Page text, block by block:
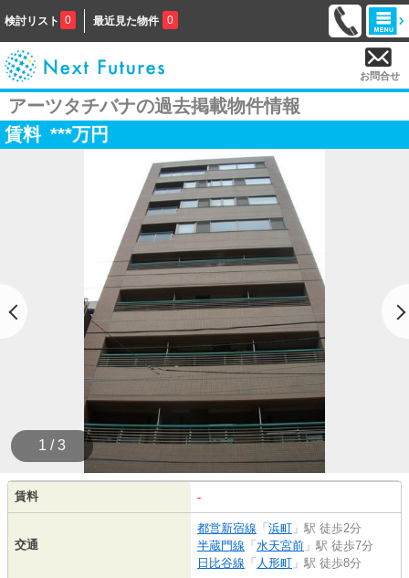
検討リスト 0 最近見た物件 0
お問合せ
アーツタチバナの過去掲載物件情報
賃料 ***万円
1 / 3
賃料 -
交通
都営新宿線 「 浜町 」駅 徒歩2分
半蔵門線 「 水天宮前 」駅 徒歩7分
日比谷線 「 人形町 」駅 徒歩8分